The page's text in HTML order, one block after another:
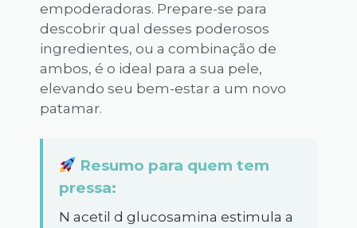
empoderadoras. Prepare-se para
descobrir qual desses poderosos
ingredientes, ou a combinação de
ambos, é o ideal para a sua pele,
elevando seu bem-estar a um novo
patamar.
Resumo para quem tem
pressa:
N acetil d glucosamina estimula a